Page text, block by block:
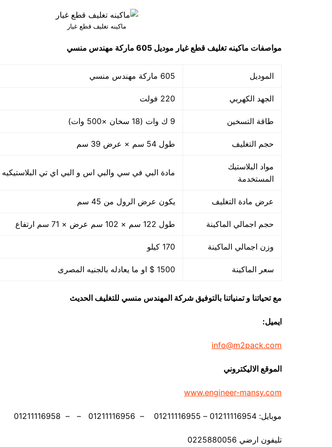
ماكينه تغليف قطع غيار
مواصفات ماكينه تغليف قطع غيار موديل 605 ماركة مهندس منسي
الموديل 605 ماركة مهندس منسي
الجهد الكهربي 220 فولت
طاقة التسخين 9 ك وات (18 سخان ×500 وات)
حجم التغليف طول 54 سم × عرض 39 سم
مواد البلاستيك
المستخدمة
مادة البي في سي والبي اس و البي اي تي البلاستيكيه PVC PP PS PET
عرض مادة التغليف يكون عرض الرول من 45 سم
حجم اجمالي الماكينة طول 122 سم × 102 سم عرض × 71 سم ارتفاع
وزن اجمالي الماكينة 170 كيلو
سعر الماكينة 1500 $ او ما يعادله بالجنيه المصرى
مع تحياتنا و تمنياتنا بالتوفيق شركة المهندس منسي للتغليف الحديث
ايميل:
info@m2pack.com
الموقع الاليكتروني
www.engineer-mansy.com
موبايل: 01211116954 – 01211116955 – 01211116956 – – 01211116958
تليفون ارضي 0225880056